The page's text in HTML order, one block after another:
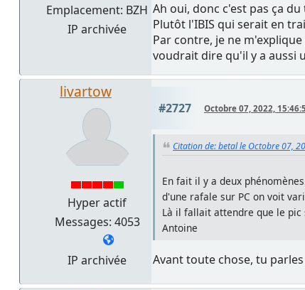
Emplacement: BZH
IP archivée
Ah oui, donc c'est pas ça du
Plutôt l'IBIS qui serait en
Par contre, je ne
voudrait dire qu'il y a aussi
livartow
Hyper actif
Messages: 4053
IP archivée
#2727 Octobre 07, 2022,
Citation de: betal le Octobre 07,
En fait il y a deux
d'une rafale sur PC on voit
Là il fallait attendre que le
Antoine
Avant toute chose, tu